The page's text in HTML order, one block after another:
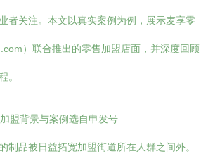
者关注。本文以真实案例为例，展示麦享零
）联合推出的零售加盟店面，并深度回顾
。
盟背景与案例选自申发号……
制品被日益拓宽加盟街道所在人群之间外。